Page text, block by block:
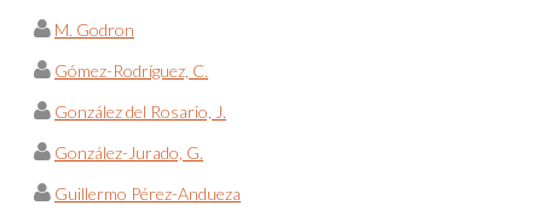
M. Godron
Gómez-Rodríguez, C.
González del Rosario, J.
González-Jurado, G.
Guillermo Pérez-Andueza